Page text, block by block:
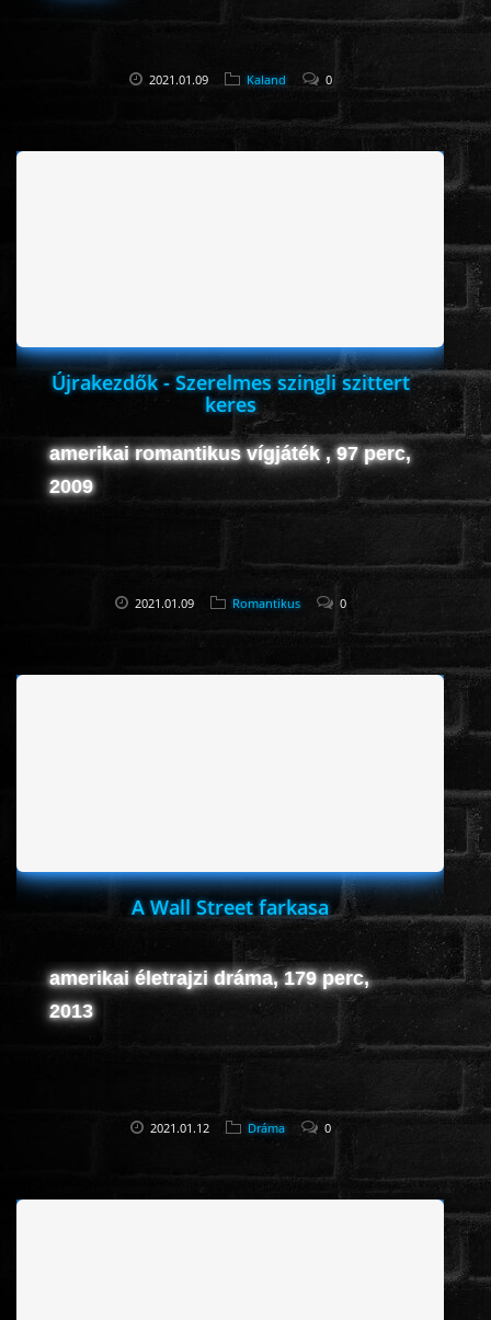
2021.01.09 Kaland 0
Újrakezdők - Szerelmes szingli szittert
keres
amerikai romantikus vígjáték , 97 perc,
2009
2021.01.09 Romantikus 0
A Wall Street farkasa
amerikai életrajzi dráma, 179 perc,
2013
2021.01.12 Dráma 0